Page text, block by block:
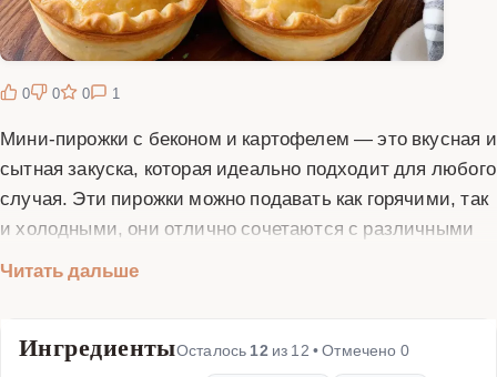
0 0 0 1
Мини-пирожки с беконом и картофелем — это вкусная и
сытная закуска, которая идеально подходит для любого
случая. Эти пирожки можно подавать как горячими, так
и холодными, они отлично сочетаются с различными
насыщенный вкус и аромат, а картофель делает
можно приготовить как дрожжевое, так и бездрожжевое,
Читать дальше
ИнгредиентыОсталось 12 из 12 • Отмечено 0